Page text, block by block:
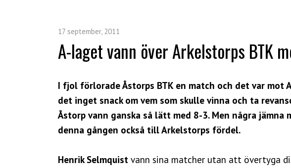
17 september, 2011
A-laget vann över Arkelstorps BTK
I fjol förlorade Åstorps BTK en match och det var mot
det inget snack om vem som skulle vinna och ta
Åstorp vann ganska så lätt med 8-3. Men några jämna
denna gången också till Arkelstorps fördel.
Henrik Selmquist vann sina matcher utan att övertyga